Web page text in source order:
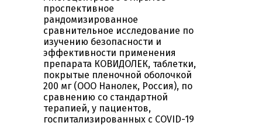
проспективное
рандомизированное
сравнительное исследование по
изучению безопасности и
эффективности применения
препарата КОВИДОЛЕК, таблетки,
покрытые пленочной оболочкой
200 мг (ООО Нанолек, Россия), по
сравнению со стандартной
терапией, у пациентов,
госпитализированных c COVID-19